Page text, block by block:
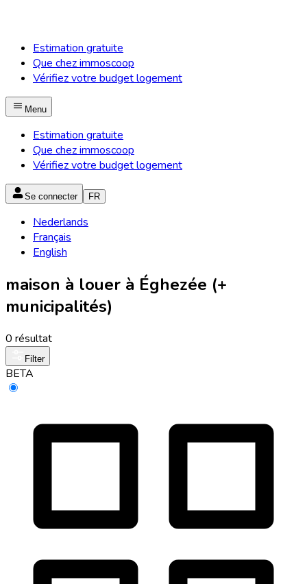
Estimation gratuite
Que chez immoscoop
Vérifiez votre budget logement
Menu
Estimation gratuite
Que chez immoscoop
Vérifiez votre budget logement
Se connecter FR
Nederlands
Français
English
maison à louer à Éghezée (+
municipalités)
0 résultat
Filter
BETA